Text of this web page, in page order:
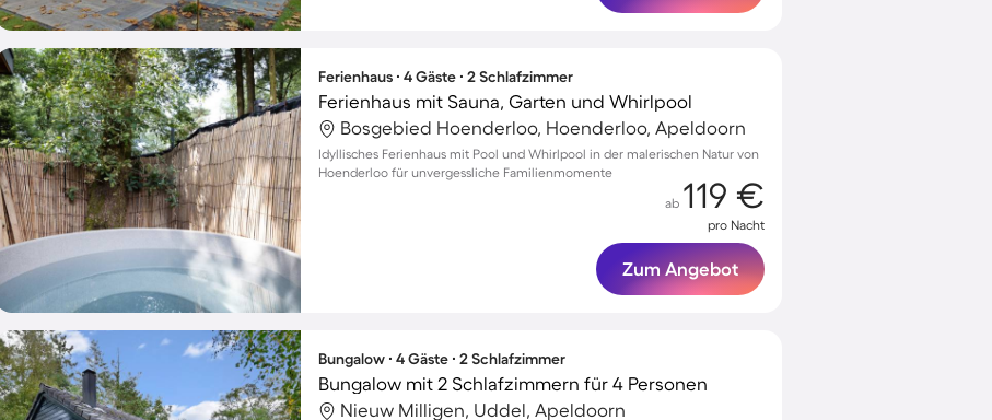
Ferienhaus ∙ 4 Gäste ∙ 2 Schlafzimmer
Ferienhaus mit Sauna, Garten und Whirlpool
Bosgebied Hoenderloo, Hoenderloo, Apeldoorn
Idyllisches Ferienhaus mit Pool und Whirlpool in der malerischen Natur von
Hoenderloo für unvergessliche Familienmomente
ab 119 €
pro Nacht
Zum Angebot
Bungalow ∙ 4 Gäste ∙ 2 Schlafzimmer
Bungalow mit 2 Schlafzimmern für 4 Personen
Nieuw Milligen, Uddel, Apeldoorn